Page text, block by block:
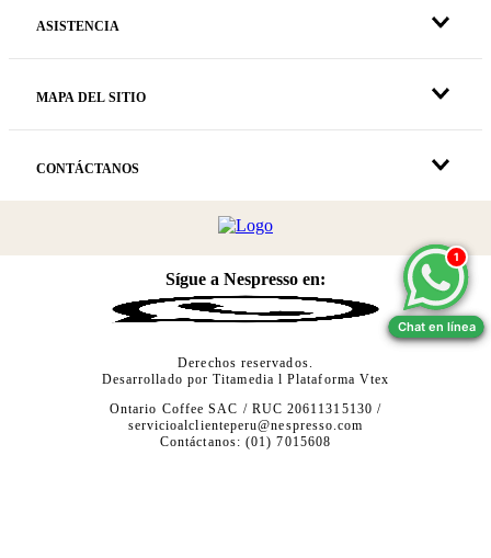
1
Chat en línea
ASISTENCIA
MAPA DEL SITIO
CONTÁCTANOS
Sígue a Nespresso en:
Derechos reservados.
Desarrollado porTitamedia l Plataforma Vtex
Ontario Coffee SAC / RUC 20611315130 /
servicioalclienteperu@nespresso.com
Contáctanos: (01) 7015608
1
Chat en línea